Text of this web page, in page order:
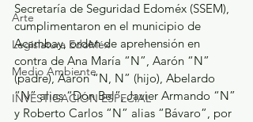
Arte
Legislatura EdoMéx
Medio Ambiente
INVESTIGACIÓN ESPECIAL
Secretaría de Seguridad Edoméx (SSEM),
cumplimentaron en el municipio de
Acambay, orden de aprehensión en
contra de Ana María “N”, Aarón “N”
(padre), Aarón “N, N” (hijo), Abelardo
“N” alias “Don Bel”, Javier Armando “N”
y Roberto Carlos “N” alias “Bávaro”, por